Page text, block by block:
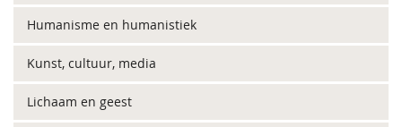
Humanisme en humanistiek
Kunst, cultuur, media
Lichaam en geest